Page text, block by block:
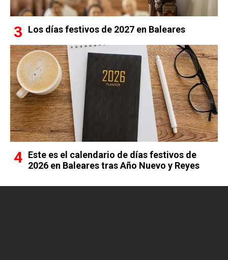
Los días festivos de 2027 en Baleares
Este es el calendario de días festivos de
2026 en Baleares tras Año Nuevo y Reyes